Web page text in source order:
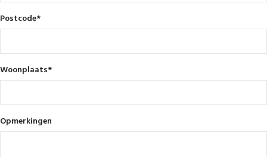
Postcode*
Woonplaats*
Opmerkingen